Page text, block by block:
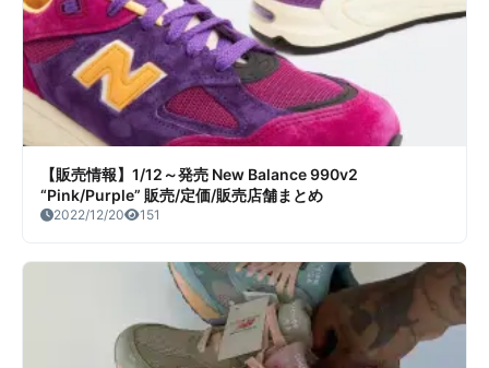
【販売情報】1/12～発売 New Balance 990v2
“Pink/Purple” 販売/定価/販売店舗まとめ
2022/12/20 151